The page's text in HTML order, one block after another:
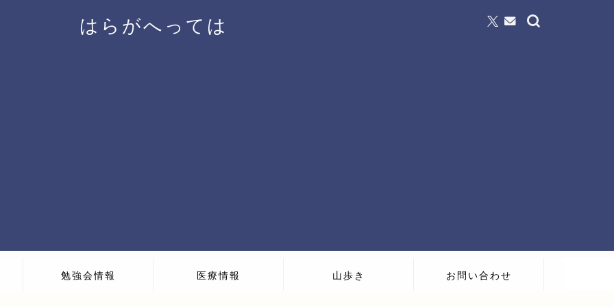
はらがへっては
勉強会情報 医療情報 山歩き お問い合わせ